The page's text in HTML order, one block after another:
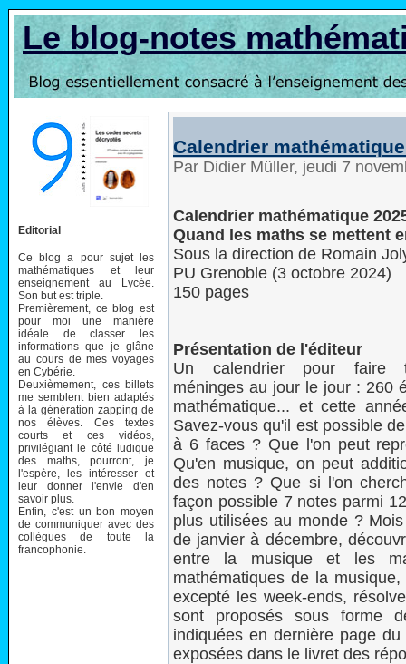
Le blog-notes
Editorial
Ce blog a pour sujet les
mathématiques et leur
enseignement au Lycée.
Son but est triple.
Premièrement, ce blog est
pour moi une manière
idéale de classer les
informations que je glâne
au cours de mes voyages
en Cybérie.
Deuxièmement, ces billets
me semblent bien adaptés
à la génération zapping de
nos élèves. Ces textes
courts et ces vidéos,
privilégiant le côté ludique
des maths, pourront, je
l'espère, les intéresser et
leur donner l'envie d'en
savoir plus.
Enfin, c'est un bon moyen
de communiquer avec des
collègues de toute la
francophonie.
Calendrier
Par Didier Müller, jeudi 7
Calendrier mathématique
Quand les maths se mettent
Sous la direction de Romain
‎PU Grenoble (3 octobre 2024)
150 pages
Présentation de l'éditeur
Un calendrier pour faire
méninges au jour le jour : 260
mathématique... et cette
Savez-vous qu'il est possible
à 6 faces ? Que l'on peut
Qu'en musique, on peut
des notes ? Que si l'on
façon possible 7 notes parmi
plus utilisées au monde ?
de janvier à décembre,
entre la musique et les
mathématiques de la
excepté les week-ends,
sont proposés sous forme
indiquées en dernière page
exposées dans le livret des